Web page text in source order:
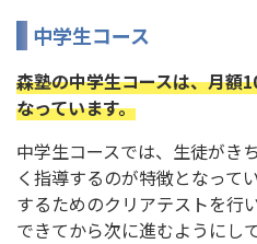
中学生コース
森塾の中学生コースは、月額
なっています。
中学生コースでは、生徒がき
く指導するのが特徴となって
するためのクリアテストを行
できてから次に進むようにし